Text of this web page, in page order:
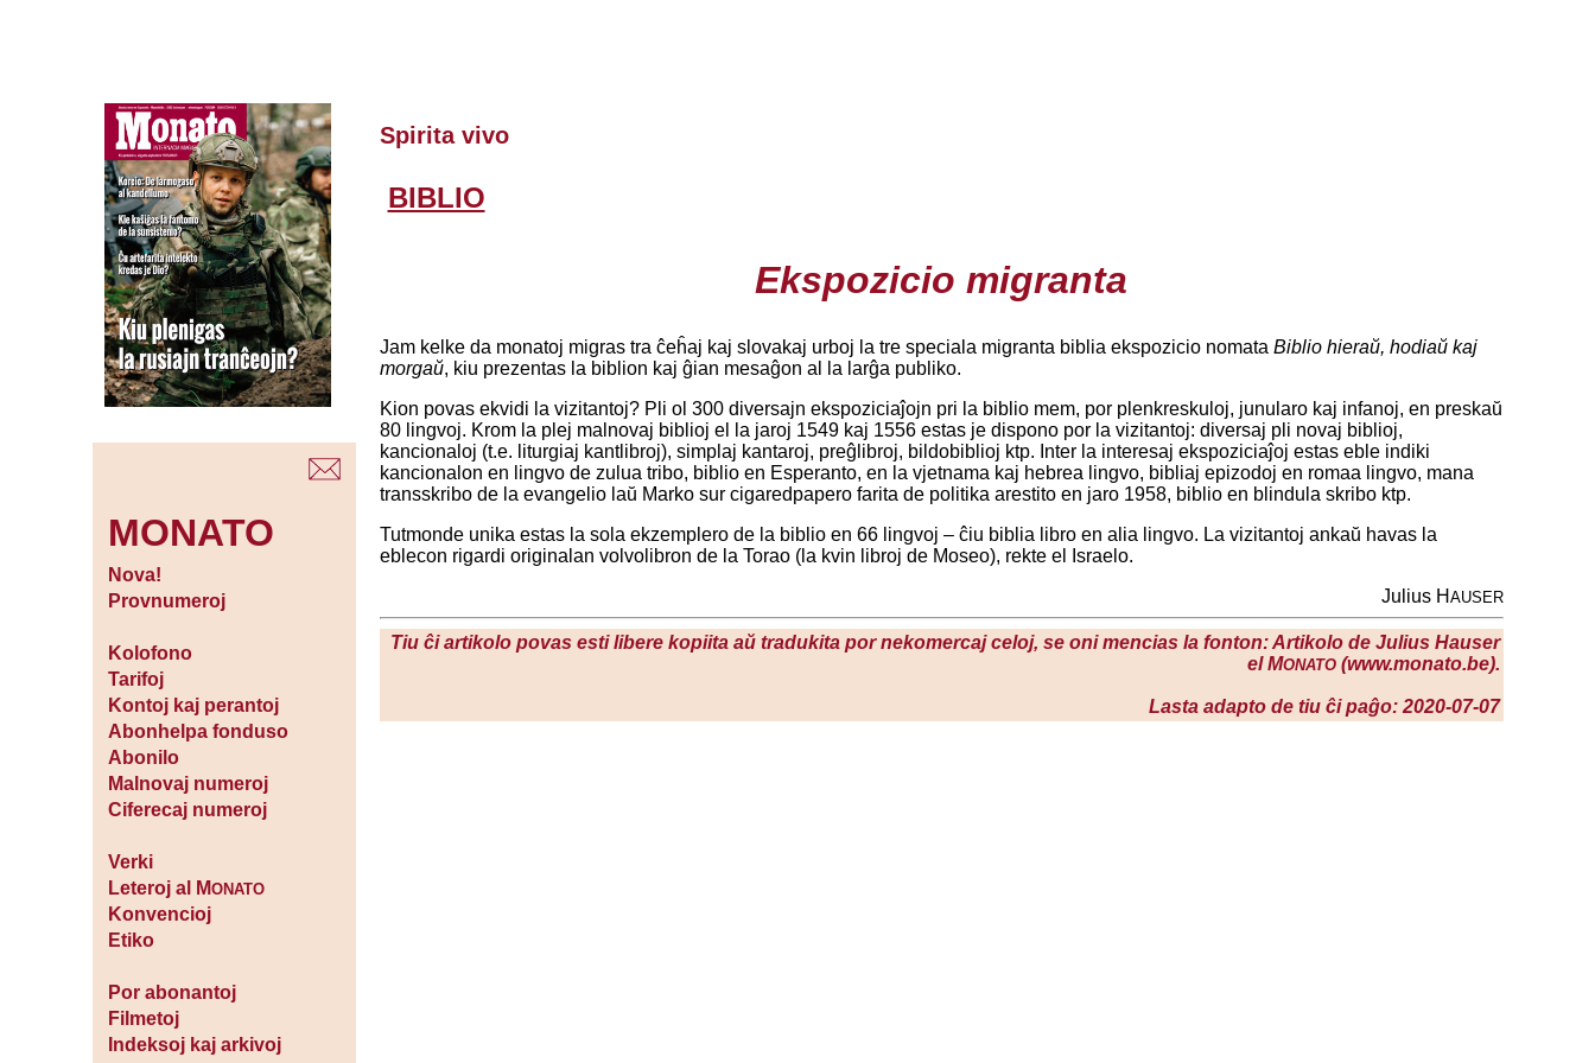
MONATO
Nova!
Provnumeroj
Kolofono
Tarifoj
Kontoj kaj perantoj
Abonhelpa fonduso
Abonilo
Malnovaj numeroj
Ciferecaj numeroj
Verki
Leteroj al MONATO
Konvencioj
Etiko
Por abonantoj
Filmetoj
Indeksoj kaj arkivoj
Spirita vivo
BIBLIO
Ekspozicio migranta
Jam kelke da monatoj migras tra ĉeĥaj kaj slovakaj urboj la tre speciala migranta biblia ekspozicio nomata Biblio hieraŭ, hodiaŭ kaj
morgaŭ, kiu prezentas la biblion kaj ĝian mesaĝon al la larĝa publiko.
Kion povas ekvidi la vizitantoj? Pli ol 300 diversajn ekspoziciaĵojn pri la biblio mem, por plenkreskuloj, junularo kaj infanoj, en preskaŭ
80 lingvoj. Krom la plej malnovaj biblioj el la jaroj 1549 kaj 1556 estas je dispono por la vizitantoj: diversaj pli novaj biblioj,
kancionaloj (t.e. liturgiaj kantlibroj), simplaj kantaroj, preĝlibroj, bildobiblioj ktp. Inter la interesaj ekspoziciaĵoj estas eble indiki
kancionalon en lingvo de zulua tribo, biblio en Esperanto, en la vjetnama kaj hebrea lingvo, bibliaj epizodoj en romaa lingvo, mana
transskribo de la evangelio laŭ Marko sur cigaredpapero farita de politika arestito en jaro 1958, biblio en blindula skribo ktp.
Tutmonde unika estas la sola ekzemplero de la biblio en 66 lingvoj – ĉiu biblia libro en alia lingvo. La vizitantoj ankaŭ havas la
eblecon rigardi originalan volvolibron de la Torao (la kvin libroj de Moseo), rekte el Israelo.
Julius H AUSER
Tiu ĉi artikolo povas esti libere kopiita aŭ tradukita por nekomercaj celoj, se oni mencias la fonton: Artikolo de Julius Hauser
el MONATO(www.monato.be).
Lasta adapto de tiu ĉi paĝo: 2020-07-07